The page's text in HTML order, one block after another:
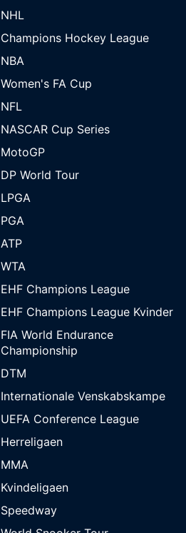
NHL
Champions Hockey League
NBA
Women's FA Cup
NFL
NASCAR Cup Series
MotoGP
DP World Tour
LPGA
PGA
ATP
WTA
EHF Champions League
EHF Champions League Kvinder
FIA World Endurance
Championship
DTM
Internationale Venskabskampe
UEFA Conference League
Herreligaen
MMA
Kvindeligaen
Speedway